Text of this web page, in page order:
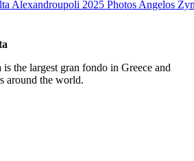
the largest gran fondo in Greece and
around the world.